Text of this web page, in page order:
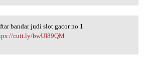
bandar judi slot gacor
bandar judi slot gacor no 1
cutt.ly/bwUI89QM